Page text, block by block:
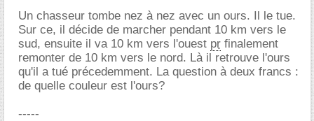
Un chasseur tombe nez à nez avec un ours. Il le tue.
Sur ce, il décide de marcher pendant 10 km vers le
sud, ensuite il va 10 km vers l'ouest pr finalement
remonter de 10 km vers le nord. Là il retrouve l'ours
qu'il a tué précedemment. La question à deux francs :
de quelle couleur est l'ours?
-----